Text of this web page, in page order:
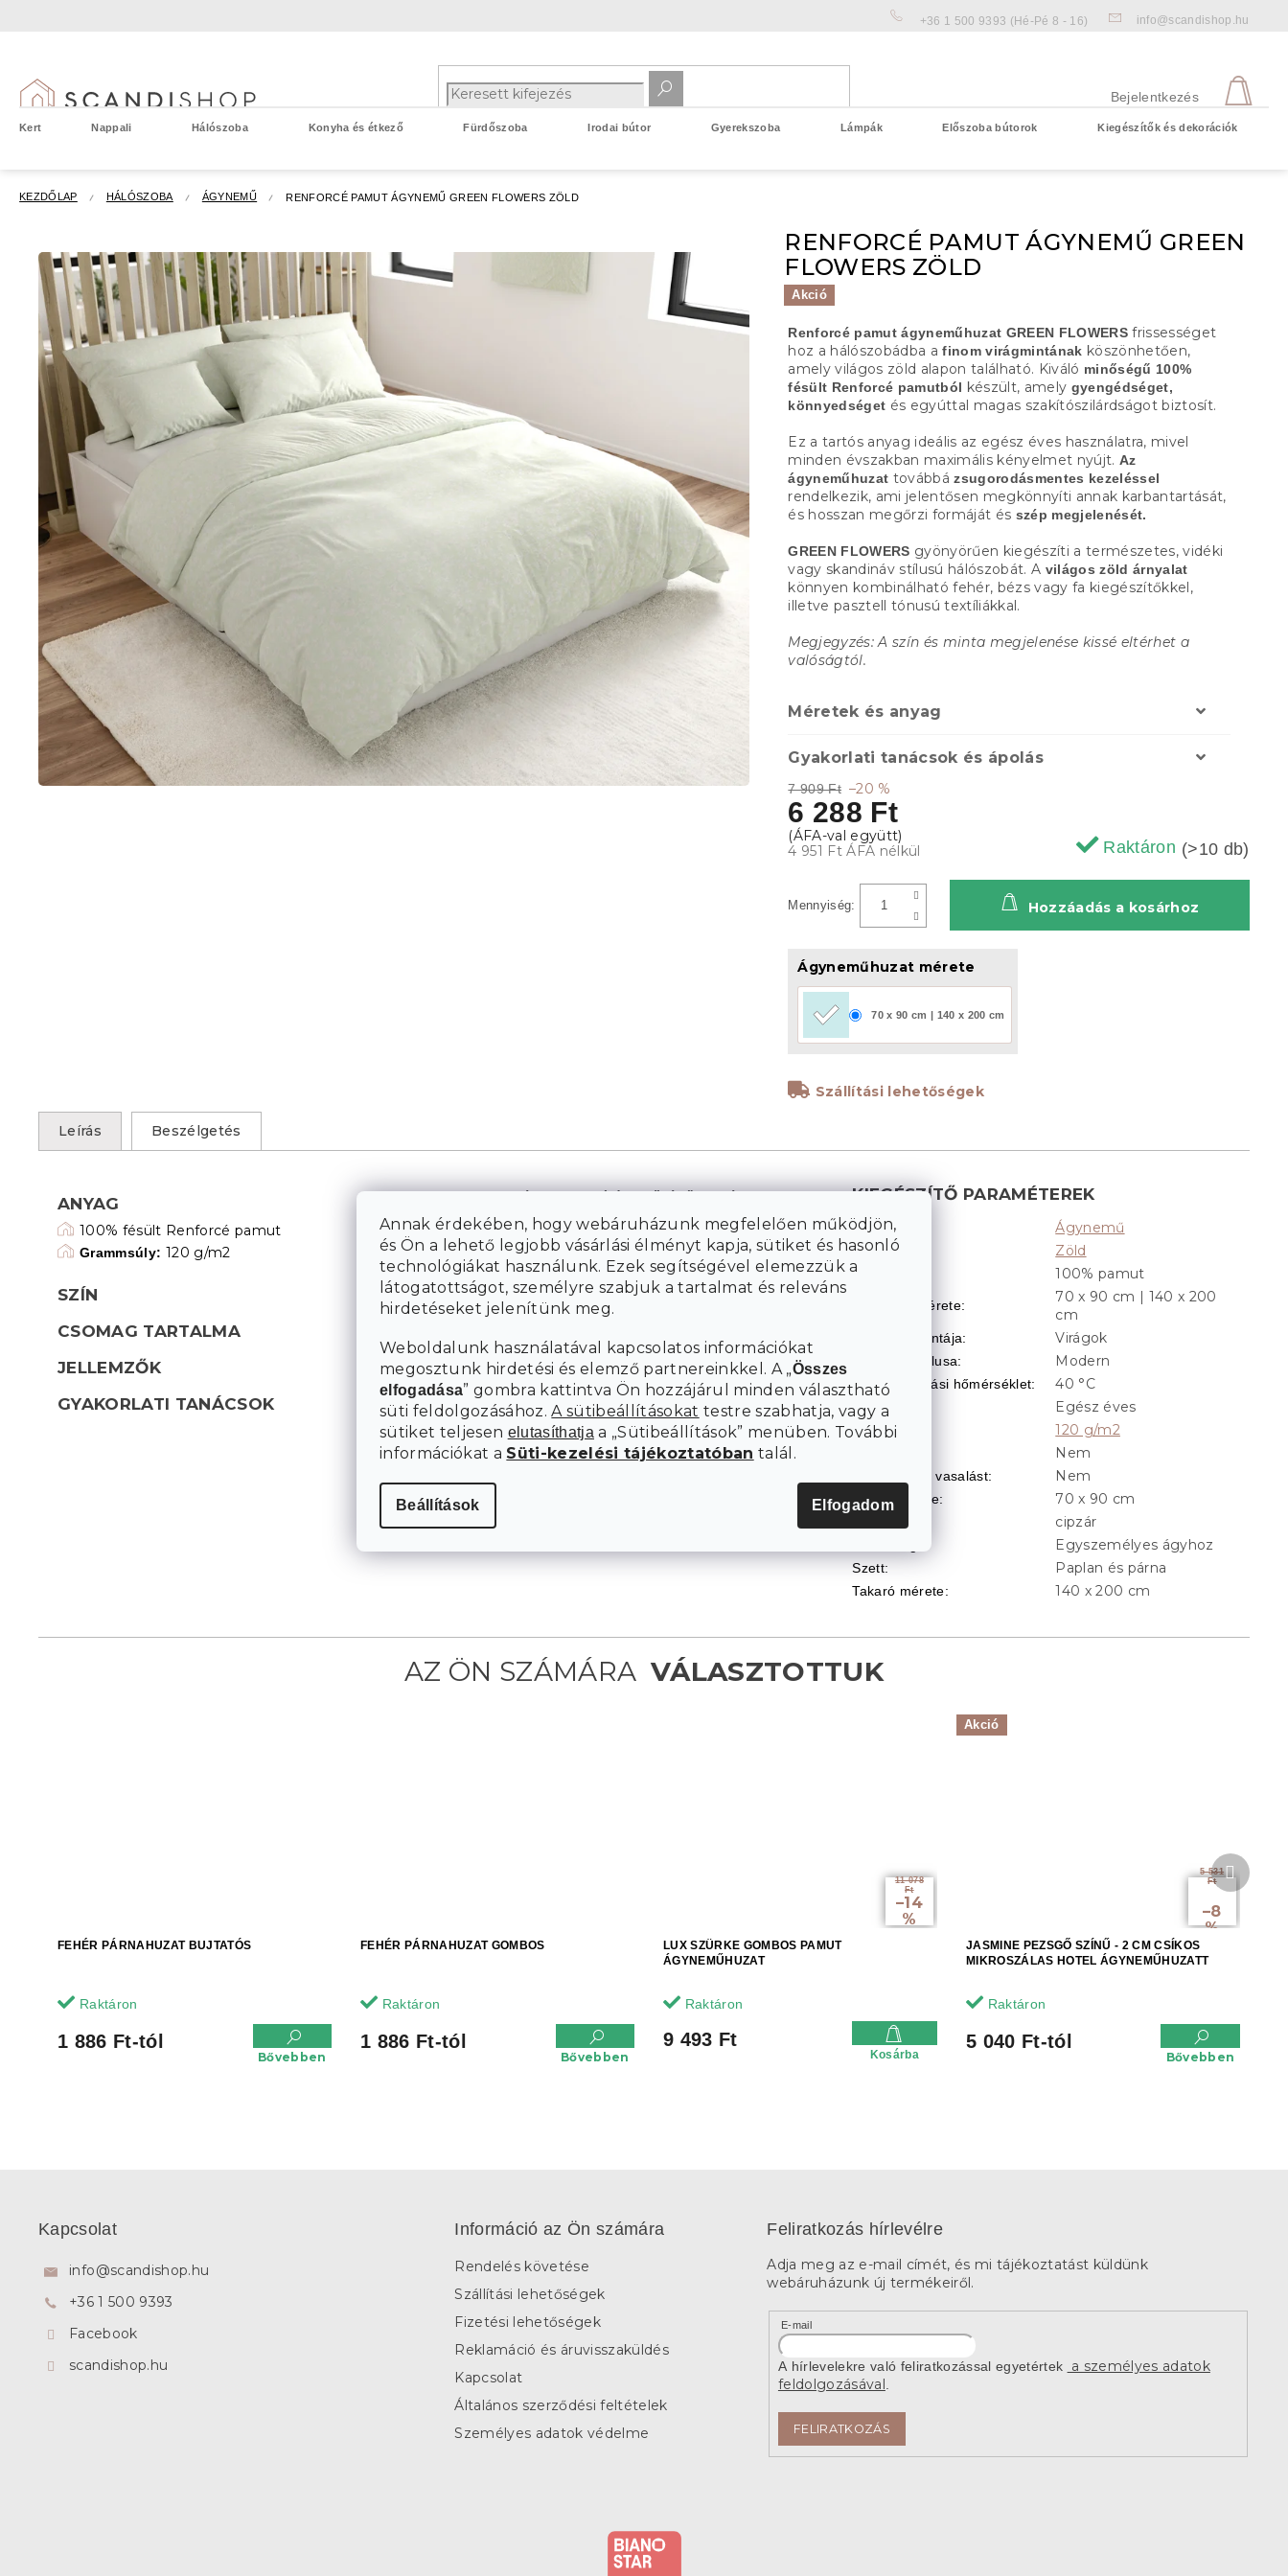
Annak érdekében, hogy webáruházunk megfelelően működjön,
és Ön a lehető legjobb vásárlási élményt kapja, sütiket és hasonló
technológiákat használunk. Ezek segítségével elemezzük a
látogatottságot, személyre szabjuk a tartalmat és releváns
hirdetéseket jelenítünk meg.
Weboldalunk használatával kapcsolatos információkat
megosztunk hirdetési és elemző partnereinkkel. A „Összes
elfogadása” gombra kattintva Ön hozzájárul minden választható
süti feldolgozásához.A sütibeállításokat testre szabhatja, vagy a
sütiket teljesen elutasíthatja a „Sütibeállítások” menüben. További
információkat a Süti-kezelési tájékoztatóban talál.
Beállítások Elfogadom
+36 1 500 9393 (Hé-Pé 8 - 16) info@scandishop.hu
Bejelentkezés
Kert Nappali Hálószoba Konyha és étkező Fürdőszoba Irodai bútor Gyerekszoba Lámpák Előszoba bútorok Kiegészítők és dekorációk
KEZDŐLAP HÁLÓSZOBA ÁGYNEMŰ RENFORCÉ PAMUT ÁGYNEMŰ GREEN FLOWERS ZÖLD
RENFORCÉ PAMUT ÁGYNEMŰ GREEN
FLOWERS ZÖLD
Akció
7 909 Ft –20 %
6 288 Ft
4 951 Ft ÁFA nélkül Raktáron (>10 db)
Ágyneműhuzat mérete
70 x 90 cm | 140 x 200 cm
Szállítási lehetőségek
Hozzáadás a kosárhoz
Renforcé pamut ágyneműhuzat GREEN FLOWERS frissességet
hoz a hálószobádba afinom virágmintának köszönhetően,
amely világos zöld alapon található. Kiváló minőségű 100%
fésült Renforcé pamutból készült, amely gyengédséget,
könnyedséget és egyúttal magas szakítószilárdságot biztosít.
Ez a tartós anyag ideális az egész éves használatra, mivel
minden évszakban maximális kényelmet nyújt.Az
ágyneműhuzat továbbázsugorodásmentes kezeléssel
rendelkezik, ami jelentősen megkönnyíti annak karbantartását,
és hosszan megőrzi formáját és szép megjelenését.
GREEN FLOWERS gyönyörűen kiegészíti a természetes, vidéki
vagy skandináv stílusú hálószobát. A világos zöld árnyalat
könnyen kombinálható fehér, bézs vagy fa kiegészítőkkel,
illetve pasztell tónusú textíliákkal.
Megjegyzés: A szín és minta megjelenése kissé eltérhet a
valóságtól.
Méretek és anyag
Gyakorlati tanácsok és ápolás
FEHÉR PÁRNAHUZAT BUJTATÓS
Raktáron
1 886 Ft-tól
Bővebben
FEHÉR PÁRNAHUZAT GOMBOS
Raktáron
1 886 Ft-tól
Bővebben
11 078
Ft
–14
%
LUX SZÜRKE GOMBOS PAMUT
ÁGYNEMŰHUZAT
Raktáron
9 493 Ft
Kosárba
Akció
5 531
Ft
-tól
–8
%
JASMINE PEZSGŐ SZÍNŰ - 2 CM CSÍKOS
MIKROSZÁLAS HOTEL ÁGYNEMŰHUZATT
Raktáron
5 040 Ft-tól
Bővebben
termék
Leírás Beszélgetés
ANYAG
100% fésült Renforcé pamut
Grammsúly: 120 g/m2
SZÍN
CSOMAG TARTALMA
JELLEMZŐK
GYAKORLATI TANÁCSOK
A Renforcé pamut kiváló minőségű természetes anyag,
amely gyengédséggel, könnyedséggel és nagy
szívóssággaljellemezhető. A speciális fésülési
folyamatnak köszönhetően eltávolítják a rostokból a
rövid és durva részeket, ami sima szerkezetet és
kellemes felületet biztosít. Ez az anyag nemcsak
is.
A Renforcé pamut ágyneműhuzat hosszan megőrzi
formáját, színét és jellemzőit,ezért ideális választás
mindennapi használatra egész éven át. Ezen felül
kiválóanelvezeti a nedvességet és légáteresztő,ami
komfortos alvást biztosít minden körülmények
között.
KIEGÉSZÍTŐ PARAMÉTEREK
Kategória Ágynemű
Színek: Zöld
Anyag 100% pamut
Ágynemű mérete:
70 x 90 cm | 140 x 200
cm
Ágynemű mintája: Virágok
Ágynemű stílusa: Modern
Ajánlott mosási hőmérséklet: 40 °C
Évszak Egész éves
Grammsúly 120 g/m2
Nem
Nem igényel vasalást: Nem
Párna mérete: 70 x 90 cm
cipzár
Egyszemélyes ágyhoz
Szett: Paplan és párna
Takaró mérete: 140 x 200 cm
Kapcsolat
info@scandishop.hu
+36 1 500 9393
Facebook
scandishop.hu
Információ az Ön számára
Rendelés követése
Szállítási lehetőségek
Fizetési lehetőségek
Reklamáció és áruvisszaküldés
Kapcsolat
Általános szerződési feltételek
Személyes adatok védelme
Feliratkozás hírlevélre
Adja meg az e-mail címét, és mi tájékoztatást küldünk
webáruházunk új termékeiről.
E-mail
A hírlevelekre való feliratkozással egyetértek
a személyes adatok
feldolgozásával .
FELIRATKOZÁS